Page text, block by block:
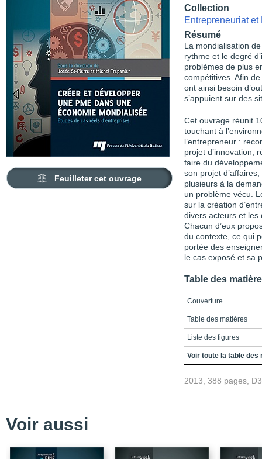
Feuilleter cet ouvrage
Collection
Entrepreneuriat et
Résumé
La mondialisation
rythme et le degré
problèmes de plus
compétitives. Afin
ont ainsi besoin
s’appuient sur des
Cet ouvrage réunit
touchant à
l’entrepreneur :
projet d’innovation,
faire du
son projet
plusieurs à la
un problème vécu.
sur la création
divers acteurs et les
Chacun d’eux
du contexte, ce qui
portée des
le cas exposé et sa
Table des
Couverture
Table des matières
Liste des figures
Liste des tableaux
Voir toute la table des
2013, 388 pages,
Voir aussi